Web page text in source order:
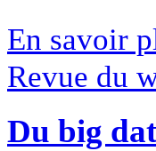
En savoir
Revue du
Du big